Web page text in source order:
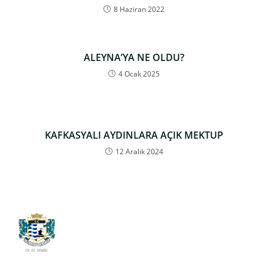
8 Haziran 2022
ALEYNA’YA NE OLDU?
4 Ocak 2025
KAFKASYALI AYDINLARA AÇIK MEKTUP
12 Aralık 2024